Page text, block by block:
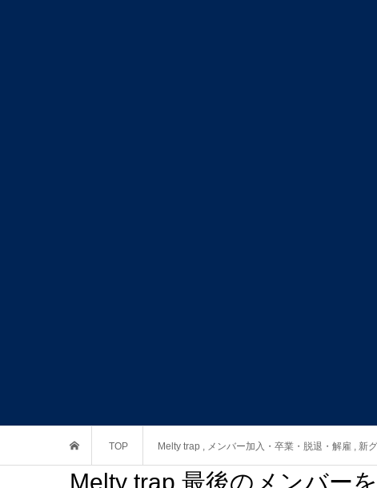
TOP Melty trap , メンバー加入・卒業・脱退・解雇 , 新
Melty trap 最後のメンバー